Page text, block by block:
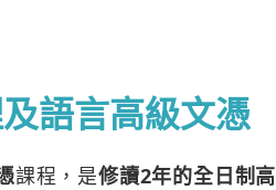
語言高級文憑
課程，是修讀2年的全日制